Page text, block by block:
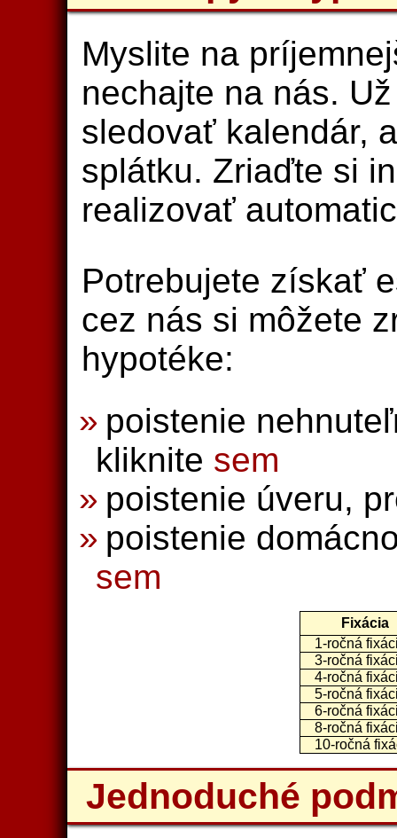
Myslite na
nechajte na nás.
sledovať kalendár,
splátku. Zriaďte si
realizovať
Potrebujete získať
cez nás si môžete
hypotéke:
poistenie
kliknite sem
poistenie úveru,
poistenie
sem
Fixácia
1-ročná
3-ročná
4-ročná
5-ročná
6-ročná
8-ročná
10-ročná
Jednoduché